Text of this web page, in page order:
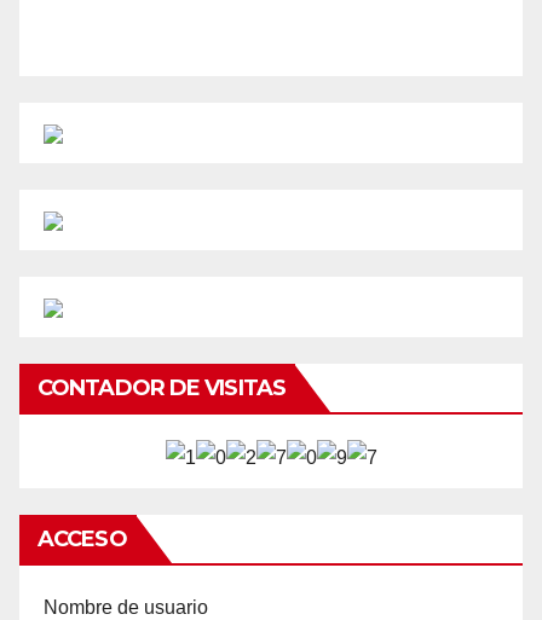
CONTADOR DE VISITAS
ACCESO
Nombre de usuario